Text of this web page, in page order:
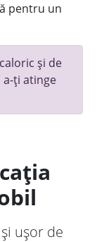
pentru un
și de
a-ți atinge
ușor de